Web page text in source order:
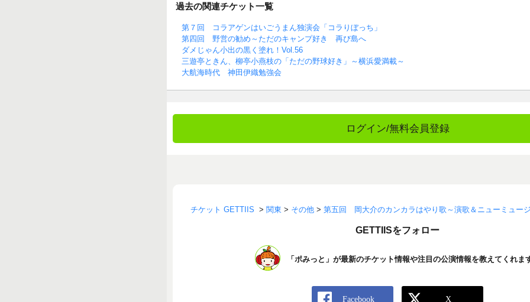
過去の関連チケット一覧
第７回 コラアゲンはいごうまん独演会「コラりぼっち」
第四回 野営の勧め～ただのキャンプ好き 再び島へ
ダメじゃん小出の黒く塗れ！Vol.56
三遊亭ときん、柳亭小燕枝の「ただの野球好き」～横浜愛満載～
大航海時代 神田伊織勉強会
ログイン/無料会員登録
チケット GETTIIS > 関東 > その他 > 第五回 岡大介のカンカラはやり歌～演歌＆ニューミュー
GETTIISをフォロー
「ポみっと」が最新のチケット情報や注目の公演情報を教えてくれま